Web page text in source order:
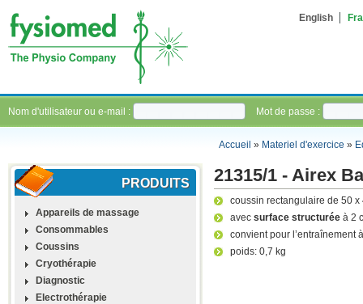
English
Nom d'utilisateur ou e-mail : Mot de passe :
Accueil » Materiel d'exercice»
PRODUITS
Appareils de massage
Consommables
Coussins
Cryothérapie
Diagnostic
Electrothérapie
21315/1 - Airex
coussin rectangulaire de 50 x
avec surface structuréeà 2
convient pour l’entraînement
poids: 0,7 kg